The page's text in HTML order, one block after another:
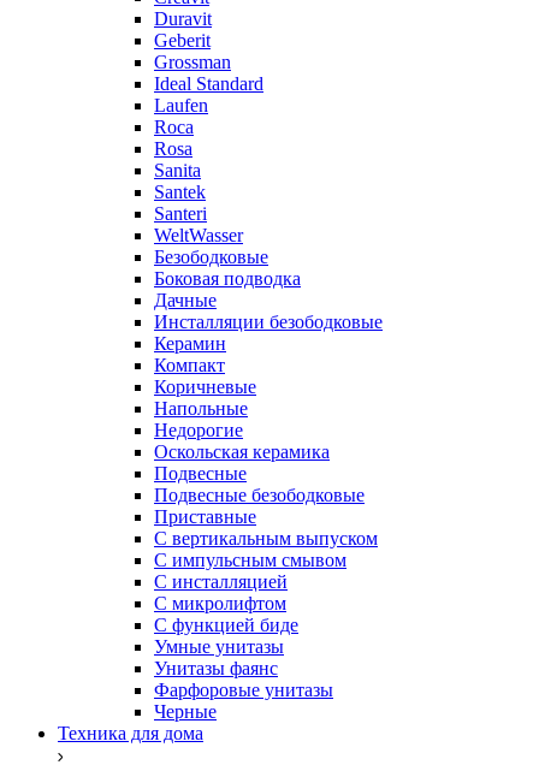
Duravit
Geberit
Grossman
Ideal Standard
Laufen
Roca
Rosa
Sanita
Santek
Santeri
WeltWasser
Безободковые
Боковая подводка
Дачные
Инсталляции безободковые
Керамин
Компакт
Коричневые
Напольные
Недорогие
Оскольская керамика
Подвесные
Подвесные безободковые
Приставные
С вертикальным выпуском
С импульсным смывом
С инсталляцией
С микролифтом
С функцией биде
Умные унитазы
Унитазы фаянс
Фарфоровые унитазы
Черные
Техника для дома